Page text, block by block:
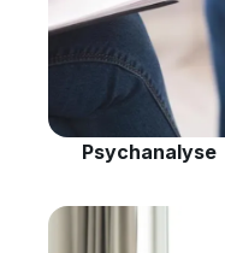
Psychanalyse